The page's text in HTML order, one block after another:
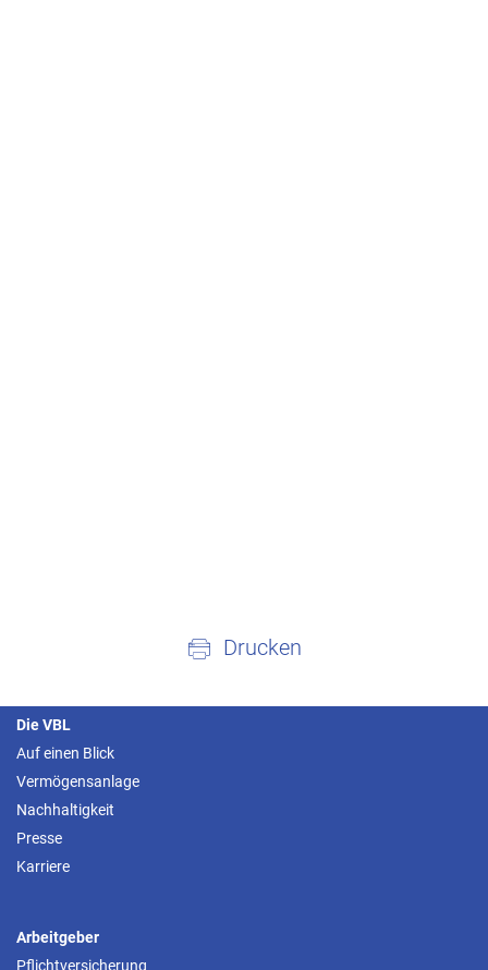
Drucken
Die VBL
Auf einen Blick
Vermögensanlage
Nachhaltigkeit
Presse
Karriere
Arbeitgeber
Pflichtversicherung